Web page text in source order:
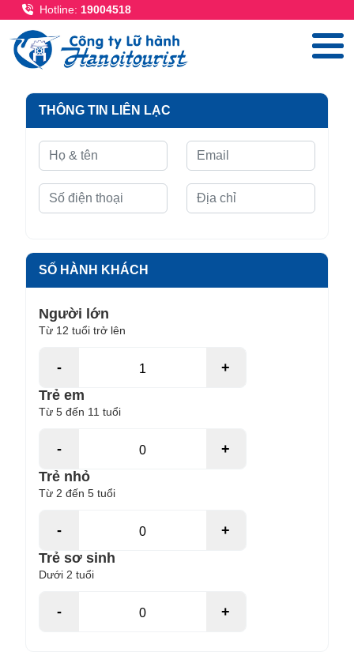
Hotline: 19004518
THÔNG TIN LIÊN LẠC
SỐ HÀNH KHÁCH
Người lớn
Từ 12 tuổi trở lên
-
+
Trẻ em
Từ 5 đến 11 tuổi
-
+
Trẻ nhỏ
Từ 2 đến 5 tuổi
-
+
Trẻ sơ sinh
Dưới 2 tuổi
- +